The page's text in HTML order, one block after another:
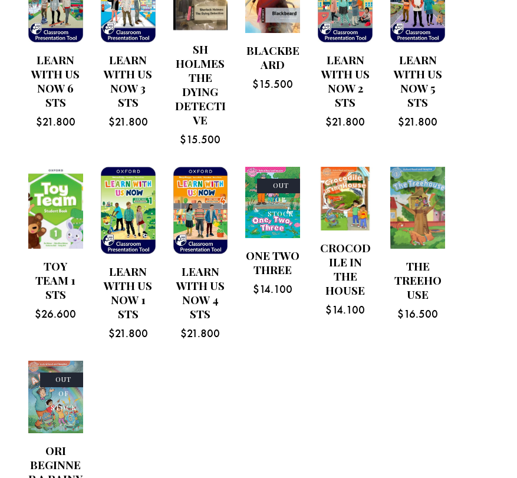
LEARN
WITH US
NOW 6
STS
$21.800
LEARN
WITH US
NOW 3
STS
$21.800
SH
HOLMES
THE
DYING
DETECTI
VE
$15.500
BLACKBE
ARD
$15.500
LEARN
WITH US
NOW 2
STS
$21.800
LEARN
WITH US
NOW 5
STS
$21.800
TOY
TEAM 1
STS
$26.600
LEARN
WITH US
NOW 1
STS
$21.800
LEARN
WITH US
NOW 4
STS
$21.800
OUT
OF
STOCK
ONE TWO
THREE
$14.100
CROCOD
ILE IN
THE
HOUSE
$14.100
THE
TREEHO
USE
$16.500
OUT
OF
STOCK
ORI
BEGINNE